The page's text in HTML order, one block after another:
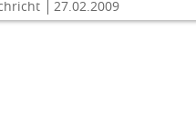
27.02.2009